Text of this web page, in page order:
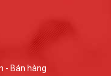
- Bán hàng